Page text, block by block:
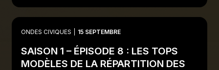
ONDES CIVIQUES 15 SEPTEMBRE
SAISON 1 – ÉPISODE 8 : LES TOPS
MODÈLES DE LA RÉPARTITION DES